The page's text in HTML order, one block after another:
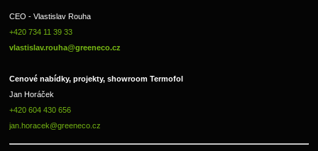
CEO - Vlastislav Rouha
+420 734 11 39 33
vlastislav.rouha@greeneco.cz
Cenové nabídky, projekty, showroom Termofol
Jan Horáček
+420 604 430 656
jan.horacek@greeneco.cz